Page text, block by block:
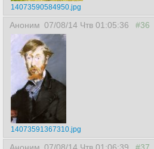
14073590584950.jpg
Аноним 07/08/14 Чтв 01:05:36 #36
14073591367310.jpg